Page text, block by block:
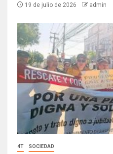
19 de julio de 2026 admin
4T SOCIEDAD